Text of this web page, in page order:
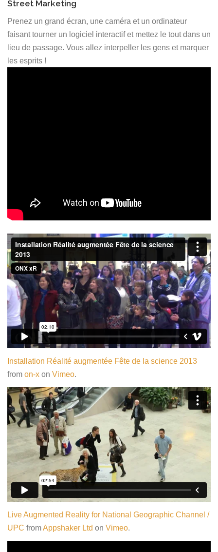
Street Marketing
Prenez un grand écran, une caméra et un ordinateur
faisant tourner un logiciel interactif et mettez le tout dans un
lieu de passage. Vous allez interpeller les gens et marquer
les esprits !
Installation Réalité augmentée Fête de la science 2013
from on-x on Vimeo.
Live Augmented Reality for National Geographic Channel /
UPC fromAppshaker Ltd on Vimeo.